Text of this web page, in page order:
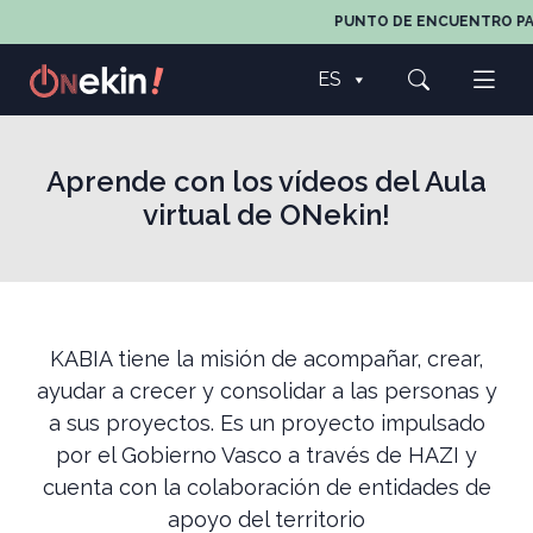
PUNTO DE ENCUENTRO PARA
ES
Aprende con los vídeos del Aula
virtual de ONekin!
KABIA tiene la misión de acompañar, crear,
ayudar a crecer y consolidar a las personas y
a sus proyectos. Es un proyecto impulsado
por el Gobierno Vasco a través de HAZI y
cuenta con la colaboración de entidades de
apoyo del territorio